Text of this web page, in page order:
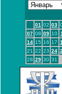
01 02 03
07 08 09 10
14 15 16 17
21 22 23 24
28 29 30 31